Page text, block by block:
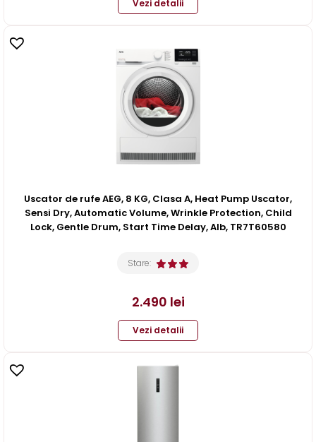
Vezi detalii
Uscator de rufe AEG, 8 KG, Clasa A, Heat Pump Uscator,
Sensi Dry, Automatic Volume, Wrinkle Protection, Child
Lock, Gentle Drum, Start Time Delay, Alb, TR7T60580
Stare:
2.490 lei
Vezi detalii